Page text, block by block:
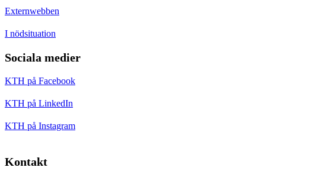
Externwebben
I nödsituation
Sociala medier
KTH på Facebook
KTH på LinkedIn
KTH på Instagram
Kontakt